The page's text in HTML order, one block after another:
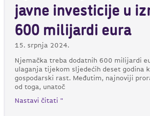
javne investicije u
600 milijardi eura
15. srpnja 2024.
Njemačka treba dodatnih 600 milijardi
ulaganja tijekom sljedećih deset godina
gospodarski rast. Međutim, najnoviji
od toga, unatoč
Nastavi čitati "